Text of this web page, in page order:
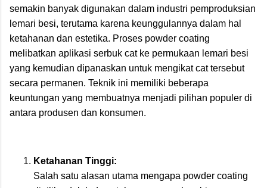
semakin banyak digunakan dalam industri pemproduksian
lemari besi, terutama karena keunggulannya dalam hal
ketahanan dan estetika. Proses powder coating
melibatkan aplikasi serbuk cat ke permukaan lemari besi
yang kemudian dipanaskan untuk mengikat cat tersebut
secara permanen. Teknik ini memiliki beberapa
keuntungan yang membuatnya menjadi pilihan populer di
antara produsen dan konsumen.
Ketahanan Tinggi:
Salah satu alasan utama mengapa powder coating